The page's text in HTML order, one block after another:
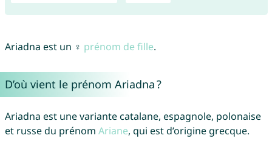
Ariadna est un ♀ prénom de fille.
D’où vient le prénom Ariadna ?
Ariadna est une variante catalane, espagnole, polonaise
et russe du prénom Ariane, qui est d’origine grecque.